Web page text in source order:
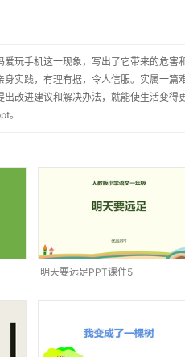
玩手机这一现象，写出了它带来的危
实践，有理有据，令人信服。实属一篇
改进建议和解决办法，就能使生活变
。
明天要远足PPT课件5